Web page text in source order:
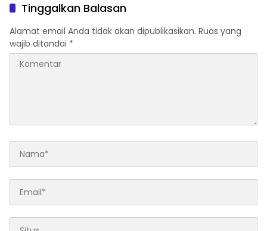
Tinggalkan Balasan
Alamat email Anda tidak akan dipublikasikan. Ruas yang
wajib ditandai *